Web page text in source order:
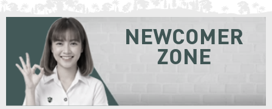
NEWCOMER
ZONE